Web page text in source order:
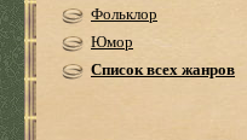
Фольклор
Юмор
Список всех жанров